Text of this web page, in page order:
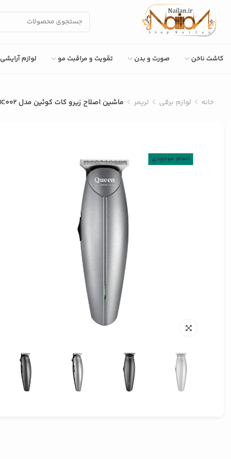
کاشت ناخن صورت و بدن تقویت و مراقبت مو لوازم آرایشی
خانه لوازم برقی تریمر ماشین اصلاح زیرو کات کوئین مدل HC002
اتمام موجودی